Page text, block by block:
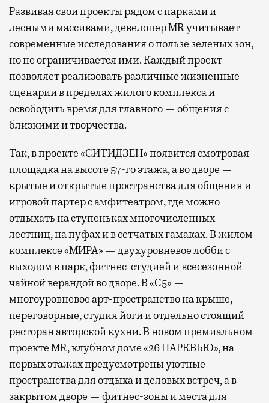
Развиваясвои проекты рядом с парками и
лесными массивами, девелопер MR учитывает
современные исследования о пользе зеленых зон,
но не ограничивается ими. Каждый проект
позволяет реализовать различные жизненные
сценарии в пределах жилого комплекса и
освободить время для главного — общения с
близкими и творчества.
Так, в проекте «СИТИДЗЕН» появится смотровая
площадка на высоте 57-го этажа, а во дворе —
крытые и открытые пространства для общения и
игровой партер с амфитеатром, где можно
отдыхать на ступеньках многочисленных
лестниц, на пуфах и в сетчатых гамаках. В жилом
комплексе «МИРА» — двухуровневое лобби с
выходом в парк, фитнес-студией и всесезонной
чайной верандой во дворе. В «С5» —
многоуровневое арт-пространство на крыше,
переговорные, студия йоги и отдельно стоящий
ресторан авторской кухни. В новом премиальном
проекте MR, клубном доме «26 ПАРКВЬЮ», на
первых этажах предусмотрены уютные
пространства для отдыха и деловых встреч, а в
закрытом дворе — фитнес-зоны и места для